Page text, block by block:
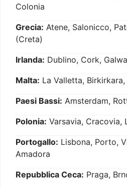
Colonia
Grecia: Atene, Salonicco,
(Creta)
Irlanda: Dublino, Cork,
Malta: La Valletta,
Paesi Bassi: Amsterdam,
Polonia: Varsavia, Cracovia,
Portogallo: Lisbona, Porto,
Amadora
Repubblica Ceca: Praga,